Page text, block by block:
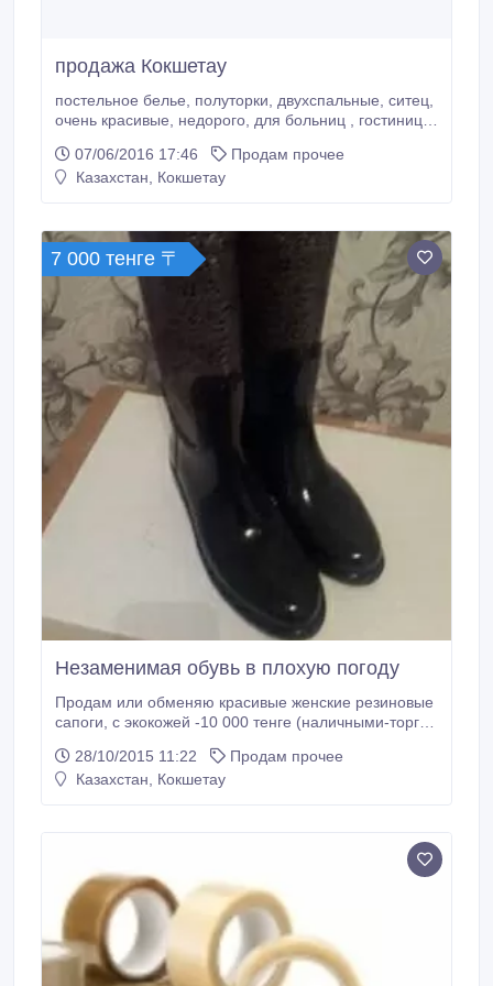
продажа Кокшетау
постельное белье, полуторки, двухспальные, ситец,
очень красивые, недорого, для больниц , гостиниц и
07/06/2016 17:46
Продам прочее
Казахстан, Кокшетау
7 000 тенге 〒
Незаменимая обувь в плохую погоду
Продам или обменяю красивые женские резиновые
сапоги, с экокожей -10 000 тенге (наличными-торг).
неповторимым дизайном, пригодна для частого
использования, а значит, станет верным
28/10/2015 11:22
Продам прочее
Казахстан, Кокшетау